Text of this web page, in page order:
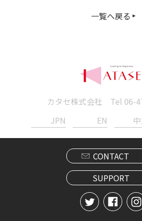
一覧へ戻る
カタセ株式会社 Tel 06-
JPN
EN
CONTACT
SUPPORT